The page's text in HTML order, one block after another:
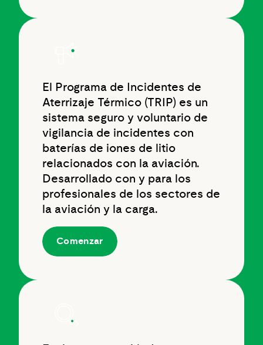
El Programa de Incidentes de
Aterrizaje Térmico (TRIP) es un
sistema seguro y voluntario de
vigilancia de incidentes con
baterías de iones de litio
relacionados con la aviación.
Desarrollado con y para los
profesionales de los sectores de
la aviación y la carga.
Comenzar